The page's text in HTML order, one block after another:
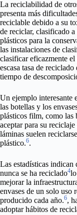
La reciclabilidad de
presenta más
reciclable debido a su
de reciclar, clasificado
plásticos para la
las instalaciones de
clasificar eficazmente
escasa tasa de
tiempo de
Un ejemplo interesante
las botellas y los
plásticos film, como las
aceptar para su
láminas suelen
plástico.6.
Las estadísticas
nunca se ha reciclado4
mejorar la
envases de un solo uso
producido cada año.6,
adoptar hábitos de